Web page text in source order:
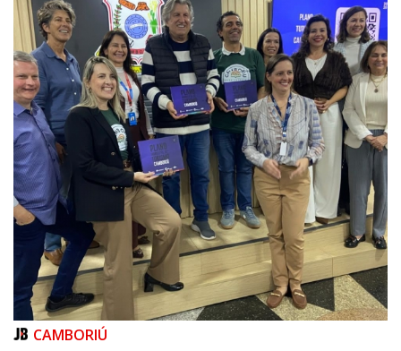
próxima quinta-feira (13/08)
BALNEÁRIO PIÇARRAS
CAMBORIÚ